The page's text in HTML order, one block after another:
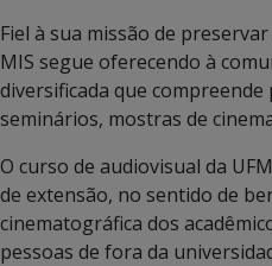
Fiel à sua missão de
MIS segue oferecendo à
diversificada que
seminários, mostras de
O curso de audiovisual da
de extensão, no sentido de
cinematográfica dos
pessoas de fora da